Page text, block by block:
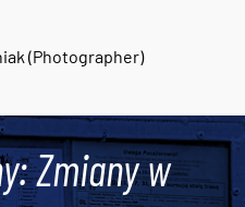
(Photographer)
Zmiany w